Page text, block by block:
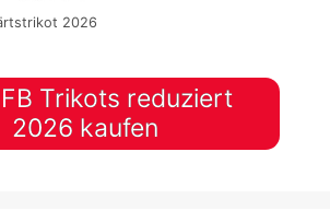
2026
Trikots reduziert
2026 kaufen